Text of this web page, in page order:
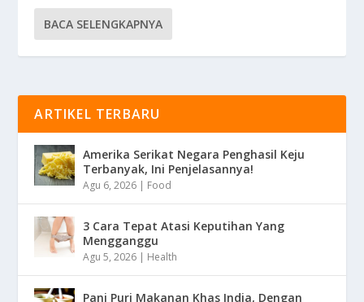
BACA SELENGKAPNYA
ARTIKEL TERBARU
Amerika Serikat Negara Penghasil Keju
Terbanyak, Ini Penjelasannya!
Agu 6, 2026 | Food
3 Cara Tepat Atasi Keputihan Yang
Mengganggu
Agu 5, 2026 | Health
Pani Puri Makanan Khas India, Dengan